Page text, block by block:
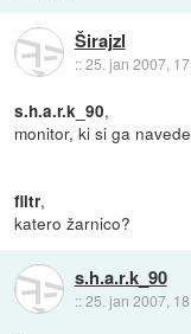
Širajzl
::25. jan 2007,
s.h.a.r.k_90,
monitor, ki si ga
filtr,
katero žarnico?
s.h.a.r.k_90
::25. jan 2007,